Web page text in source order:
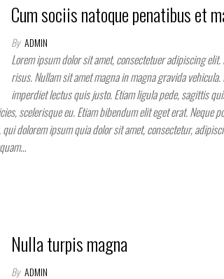
Cum sociis natoque penatibus et
By ADMIN
Lorem ipsum dolor sit amet, consectetuer adipiscing elit.
risus. Nullam sit amet magna in magna gravida
imperdiet lectus quis justo. Etiam ligula pede, sagittis
scelerisque eu. Etiam bibendum elit eget erat. Neque
dolorem ipsum quia dolor sit amet, consectetur,
Nulla turpis magna
By ADMIN